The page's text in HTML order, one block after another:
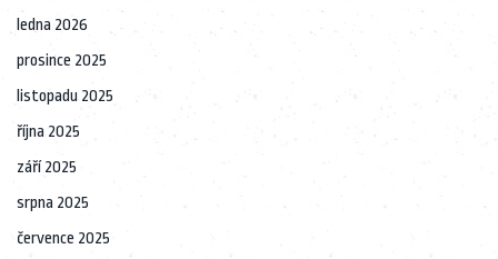
ledna 2026
prosince 2025
listopadu 2025
října 2025
září 2025
srpna 2025
července 2025